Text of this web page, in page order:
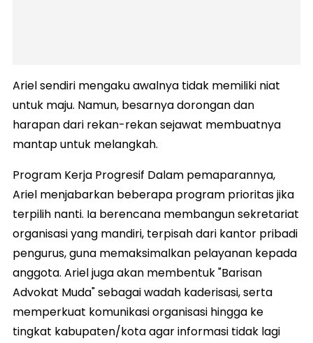
Ariel sendiri mengaku awalnya tidak memiliki niat
untuk maju. Namun, besarnya dorongan dan
harapan dari rekan-rekan sejawat membuatnya
mantap untuk melangkah.
Program Kerja Progresif Dalam pemaparannya,
Ariel menjabarkan beberapa program prioritas jika
terpilih nanti. Ia berencana membangun sekretariat
organisasi yang mandiri, terpisah dari kantor pribadi
pengurus, guna memaksimalkan pelayanan kepada
anggota. Ariel juga akan membentuk "Barisan
Advokat Muda" sebagai wadah kaderisasi, serta
memperkuat komunikasi organisasi hingga ke
tingkat kabupaten/kota agar informasi tidak lagi